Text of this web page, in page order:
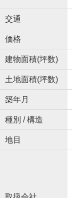
交通
価格
建物面積(坪数)
土地面積(坪数)
築年月
種別 / 構造
地目